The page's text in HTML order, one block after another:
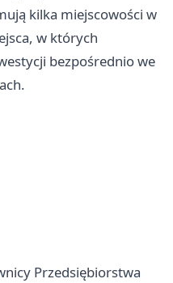
kilka miejscowości w
w których
bezpośrednio we
Przedsiębiorstwa